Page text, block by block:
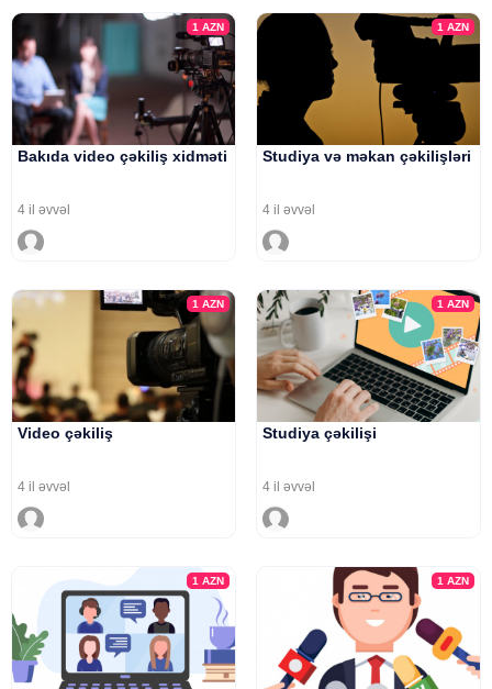
1AZN
Bakıda video çəkiliş xidməti
4 il əvvəl
1 AZN
Studiya və məkan çəkilişləri
4 il əvvəl
1AZN
Video çəkiliş
4 il əvvəl
1 AZN
Studiya çəkilişi
4 il əvvəl
1AZN 1 AZN